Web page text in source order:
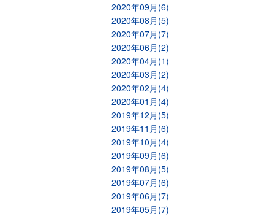
2020年09月(6)
2020年08月(5)
2020年07月(7)
2020年06月(2)
2020年04月(1)
2020年03月(2)
2020年02月(4)
2020年01月(4)
2019年12月(5)
2019年11月(6)
2019年10月(4)
2019年09月(6)
2019年08月(5)
2019年07月(6)
2019年06月(7)
2019年05月(7)